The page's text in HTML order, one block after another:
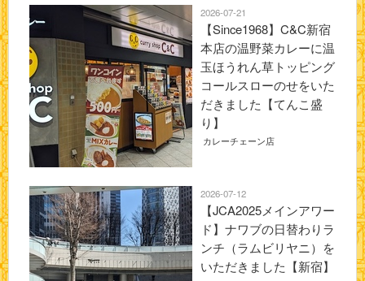
2026-07-21
【Since1968】C&C新宿
本店の温野菜カレーに温
玉ほうれん草トッピング
コールスローのせをいた
だきました【てんこ盛
り】
カレーチェーン店
2026-07-12
【JCA2025メインアワー
ド】ナワブの日替わりラ
ンチ（ラムビリヤニ）を
いただきました【新宿】